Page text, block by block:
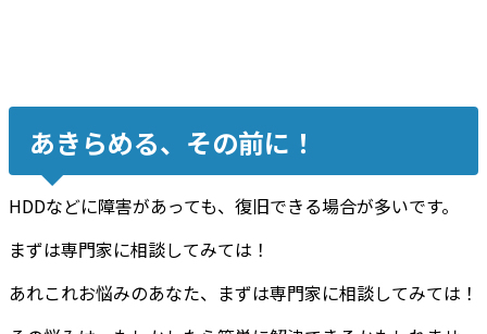
あきらめる、その前に！
HDDなどに障害があっても、復旧できる場合が多いです。
まずは専門家に相談してみては！
あれこれお悩みのあなた、まずは専門家に相談してみては！